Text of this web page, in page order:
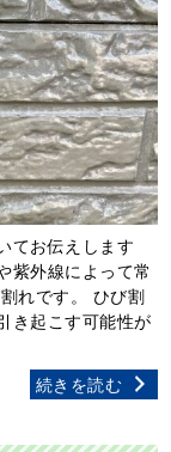
てお伝えします
紫外線によって常
れです。 ひび割
き起こす可能性が
続きを読む